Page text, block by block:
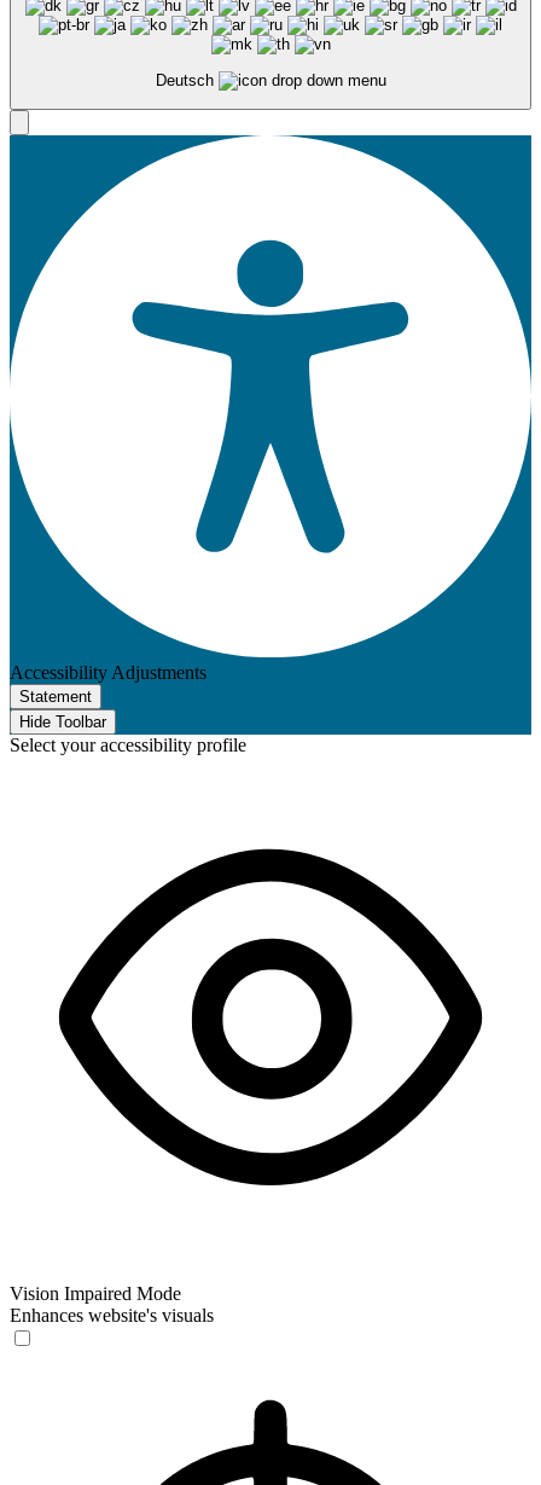
Deutsch
Accessibility Adjustments
Statement
Hide Toolbar
Select your accessibility profile
Vision Impaired Mode
Enhances website's visuals